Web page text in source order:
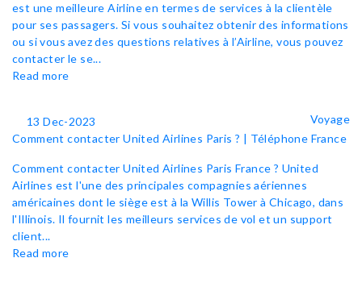
est une meilleure Airline en termes de services à la clientèle
pour ses passagers. Si vous souhaitez obtenir des informations
ou si vous avez des questions relatives à l’Airline, vous pouvez
contacter le se...
Read more
13 Dec-2023
Voyage
Comment contacter United Airlines Paris ? | Téléphone France
Comment contacter United Airlines Paris France ? United
Airlines est l'une des principales compagnies aériennes
américaines dont le siège est à la Willis Tower à Chicago, dans
l'Illinois. Il fournit les meilleurs services de vol et un support
client...
Read more